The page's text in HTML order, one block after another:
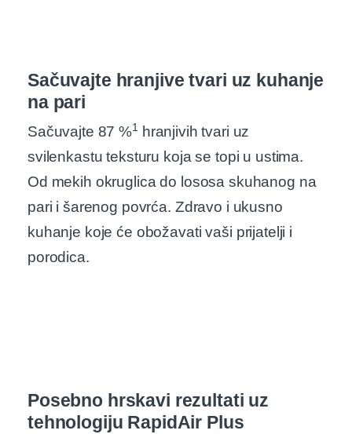
Sačuvajte hranjive tvari uz kuhanje
na pari
Sačuvajte 87 %1 hranjivih tvari uz
svilenkastu teksturu koja se topi u ustima.
Od mekih okruglica do lososa skuhanog na
pari i šarenog povrća. Zdravo i ukusno
kuhanje koje će obožavati vaši prijatelji i
porodica.
Posebno hrskavi rezultati uz
tehnologiju RapidAir Plus